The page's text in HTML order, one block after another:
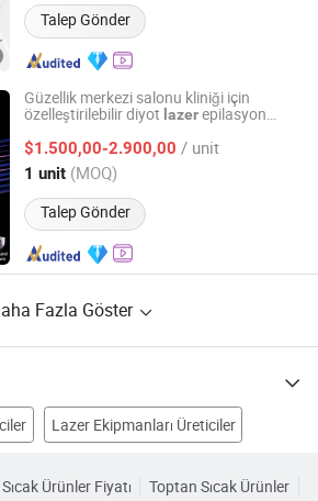
Talep Gönder
Güzellik merkezi salonu kliniği için
özelleştirilebilir diyot lazerepilasyon
$1.500,00-2.900,00 / unit
1 unit (MOQ)
Talep Gönder
Co., Ltd.
Fiyat 2018
Fazla Göster
Lazer Ekipmanları Üreticiler
yeşil lazer Üreticiler
Sıcak Ürünler Fiyatı Toptan Sıcak Ürünler